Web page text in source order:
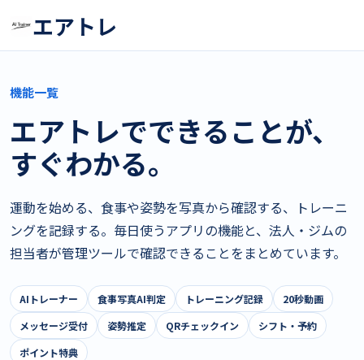
エアトレ
機能一覧
エアトレでできることが、
すぐわかる。
運動を始める、食事や姿勢を写真から確認する、トレーニ
ングを記録する。毎日使うアプリの機能と、法人・ジムの
担当者が管理ツールで確認できることをまとめています。
AIトレーナー 食事写真AI判定 トレーニング記録
20秒動画
メッセージ受付
姿勢推定 QRチェックイン
シフト・予約
ポイント特典